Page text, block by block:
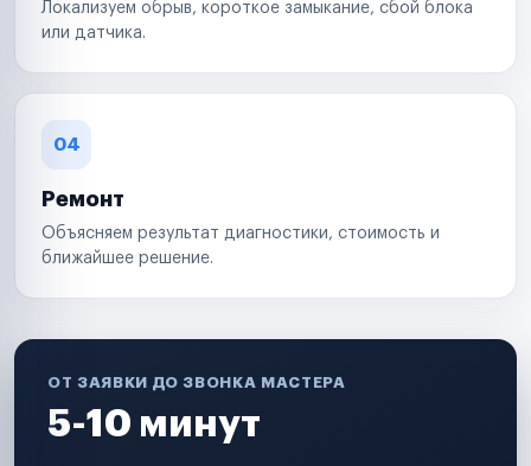
Локализуем обрыв, короткое замыкание, сбой блока
или датчика.
04
Ремонт
Объясняем результат диагностики, стоимость и
ближайшее решение.
ОТ ЗАЯВКИ ДО ЗВОНКА МАСТЕРА
5-10 минут